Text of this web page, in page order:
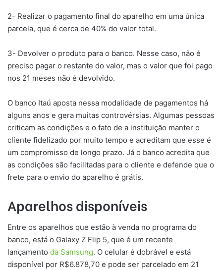
2- Realizar o pagamento final do aparelho em uma única
parcela, que é cerca de 40% do valor total.
3- Devolver o produto para o banco. Nesse caso, não é
preciso pagar o restante do valor, mas o valor que foi pago
nos 21 meses não é devolvido.
O banco Itaú aposta nessa modalidade de pagamentos há
alguns anos e gera muitas controvérsias. Algumas pessoas
criticam as condições e o fato de a instituição manter o
cliente fidelizado por muito tempo e acreditam que esse é
um compromisso de longo prazo. Já o banco acredita que
as condições são facilitadas para o cliente e defende que o
frete para o envio do aparelho é grátis.
Aparelhos disponíveis
Entre os aparelhos que estão à venda no programa do
banco, está o Galaxy Z Flip 5, que é um recente
lançamento da Samsung. O celular é dobrável e está
disponível por R$6.878,70 e pode ser parcelado em 21